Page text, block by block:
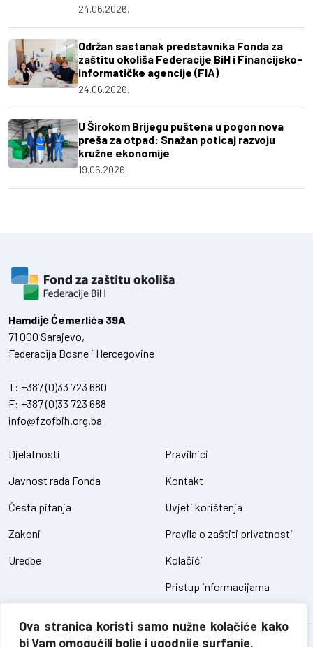
Ova stranica koristi samo nužne kolačiće kako
bi Vam omogućili bolje i ugodnije surfanje.
24.06.2026.
Održan sastanak predstavnika Fonda za
zaštitu okoliša Federacije BiH i Financijsko-
informatičke agencije (FIA)
24.06.2026.
U Širokom Brijegu puštena u pogon nova
preša za otpad: Snažan poticaj razvoju
kružne ekonomije
19.06.2026.
Hamdiје Ćemerlića 39A
71 000 Sarajevo,
Federacija Bosne i Hercegovine
T: +387 (0)33 723 680
F: +387 (0)33 723 688
info@fzofbih.org.ba
Djelatnosti
Javnost rada Fonda
Česta pitanja
Zakoni
Uredbe
Pravilnici
Kontakt
Uvjeti korištenja
Pravila o zaštiti privatnosti
Kolačići
Pristup informacijama
Fond za zaštitu okoliša FBiH – sva prava pridržana // design and